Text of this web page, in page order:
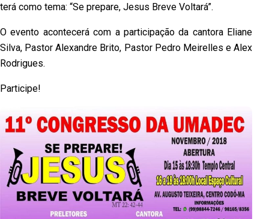
terá como tema: “Se prepare, Jesus Breve Voltará”.
O evento acontecerá com a participação da cantora Eliane
Silva, PastorAlexandre Brito, Pastor Pedro Meirelles e Alex
Rodrigues.
Participe!